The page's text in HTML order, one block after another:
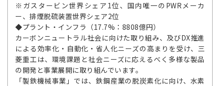
※ガスタービン世界シェア1位、国内唯一のPWRメーカ
ー、排煙脱硫装置世界シェア2位
◆プラント・インフラ（17.7%：8808億円）
カーボンニュートラル社会に向けた取り組み、及びDX推進
による効率化・自動化・省人化ニーズの高まりを受け、三
菱重工は、環境課題と社会ニーズに応えるべく多様な製品
の開発と事業展開に取り組んでいます。
「製鉄機械事業」では、鉄鋼産業の脱炭素化に向け、水素